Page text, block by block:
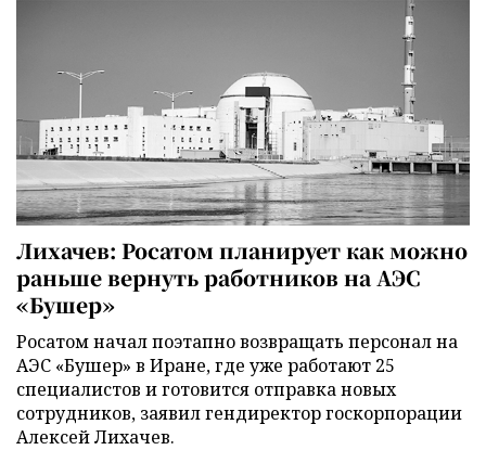
Лихачев: Росатом планирует как можно
раньше вернуть работников на АЭС
«Бушер»
Росатом начал поэтапно возвращать персонал на
АЭС «Бушер» в Иране, где уже работают 25
специалистов и готовится отправка новых
сотрудников, заявил гендиректор госкорпорации
Алексей Лихачев.